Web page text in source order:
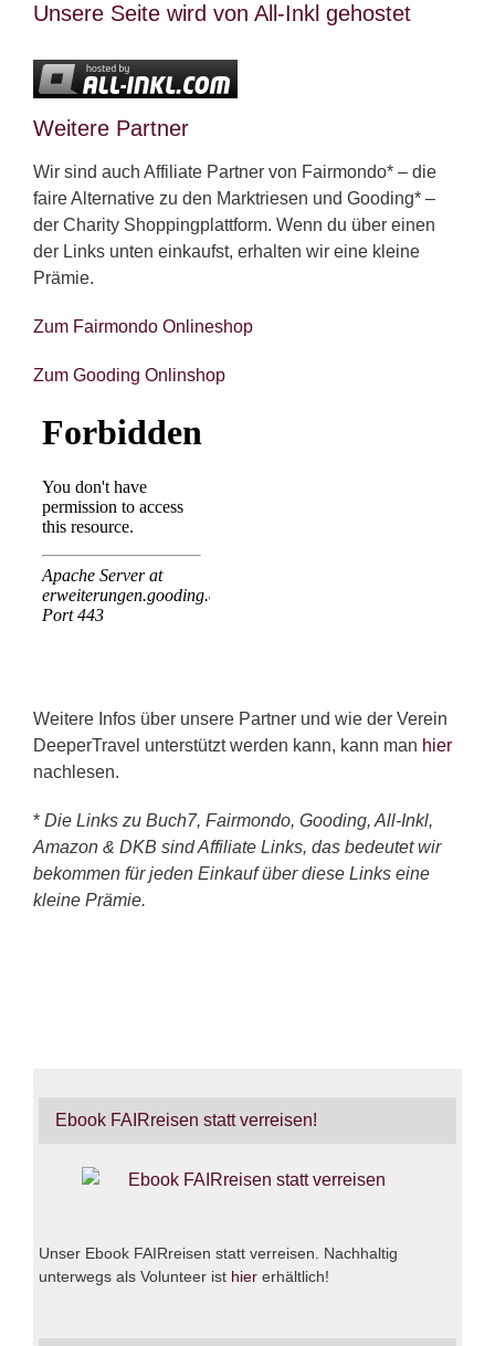
Unsere Seite wird von All-Inkl gehostet
Weitere Partner
Wir sind auch Affiliate Partner von Fairmondo* – die
faire Alternative zu den Marktriesen und Gooding* –
der Charity Shoppingplattform. Wenn du über einen
der Links unten einkaufst, erhalten wir eine kleine
Prämie.
Zum Fairmondo Onlineshop
Zum Gooding Onlinshop
Weitere Infos über unsere Partner und wie der Verein
DeeperTravel unterstützt werden kann, kann man hier
nachlesen.
* Die Links zu Buch7, Fairmondo, Gooding, All-Inkl,
Amazon & DKB sind Affiliate Links, das bedeutet wir
bekommen für jeden Einkauf über diese Links eine
kleine Prämie.
Ebook FAIRreisen statt verreisen!
Unser Ebook FAIRreisen statt verreisen. Nachhaltig
unterwegs als Volunteer ist hier erhältlich!